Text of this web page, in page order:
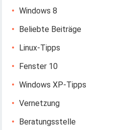
Windows 8
Beliebte Beiträge
Linux-Tipps
Fenster 10
Windows XP-Tipps
Vernetzung
Beratungsstelle